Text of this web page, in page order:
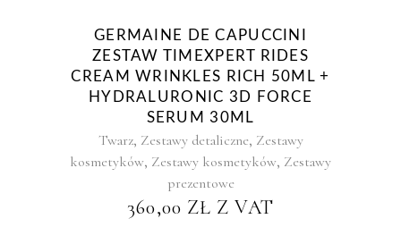
GERMAINE DE CAPUCCINI
ZESTAW TIMEXPERT RIDES
CREAM WRINKLES RICH 50ML +
HYDRALURONIC 3D FORCE
SERUM 30ML
Twarz, Zestawy detaliczne, Zestawy
kosmetyków, Zestawy kosmetyków, Zestawy
prezentowe
360,00 ZŁ Z VAT